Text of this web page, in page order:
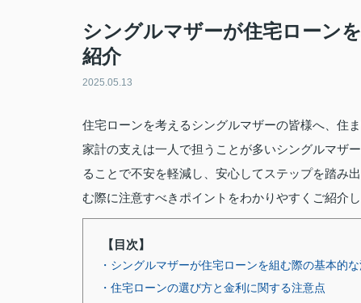
シングルマザーが住宅ローン
紹介
2025.05.13
住宅ローンを考えるシングルマザーの皆様へ、住
家計の支えは一人で担うことが多いシングルマザ
ることで不安を軽減し、安心してステップを踏み
む際に注意すべきポイントをわかりやすくご紹介し
【目次】
・シングルマザーが住宅ローンを組む際の基本的
・住宅ローンの選び方と金利に関する注意点